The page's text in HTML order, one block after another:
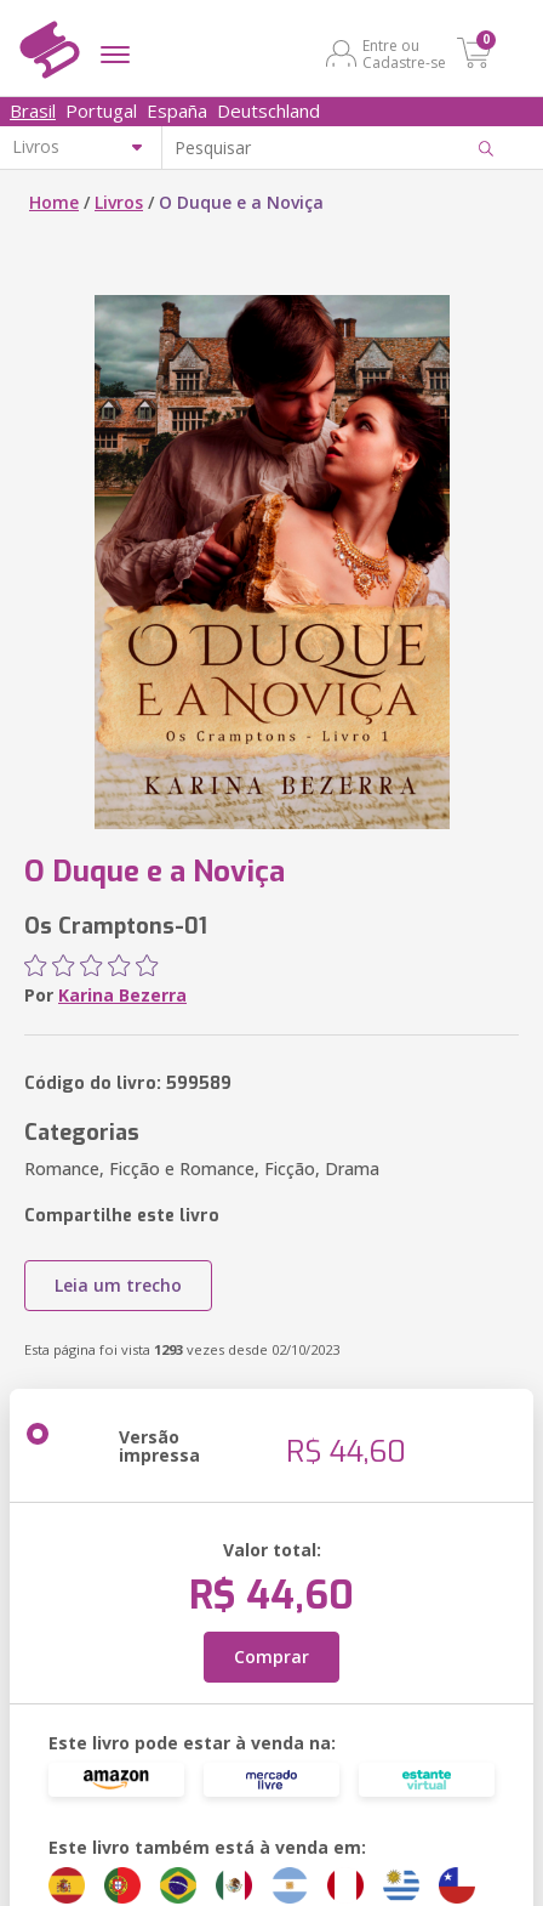
Entre ou
Cadastre-se
0
Brasil Portugal España Deutschland
Home / Livros / O Duque e a Noviça
O Duque e a Noviça
Os Cramptons-01
Por Karina Bezerra
Código do livro: 599589
Categorias
Romance, Ficção e Romance, Ficção, Drama
Compartilhe este livro
Leia um trecho
Esta página foi vista 1293 vezes desde 02/10/2023
Versão
impressa R$ 44,60
Valor total:
R$ 44,60
Comprar
Este livro pode estar à venda na:
Este livro também está à venda em: